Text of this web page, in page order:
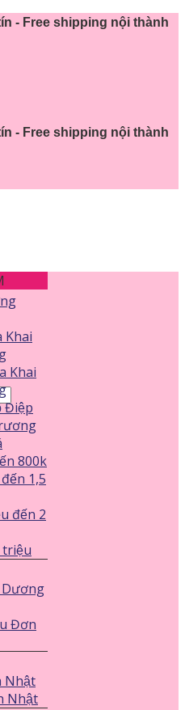
- Free shipping nội thành
- Free shipping nội thành
Khai
Khai
Điệp
800k
1,5
đến 2
triệu
Đơn
Nhật
Nhật